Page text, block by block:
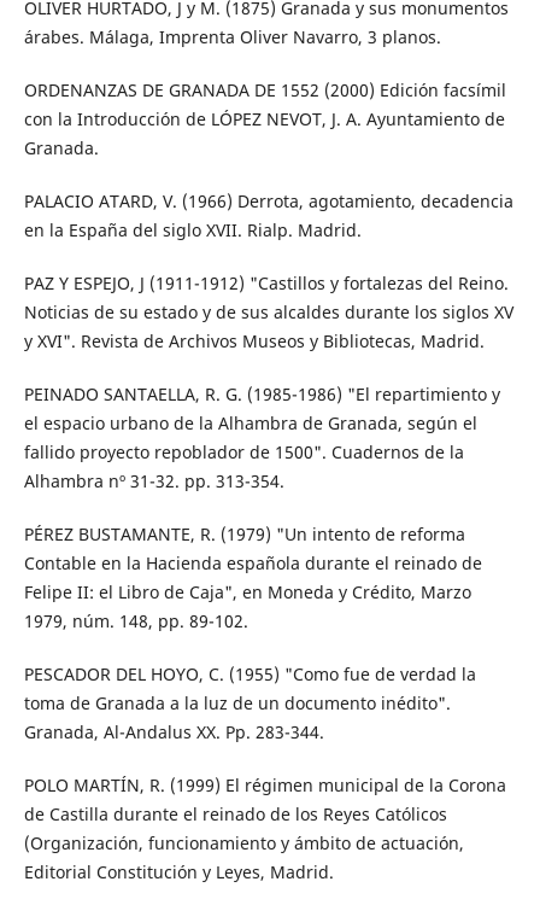
OLIVER HURTADO, J y M. (1875) Granada y sus monumentos
árabes. Málaga, Imprenta Oliver Navarro, 3 planos.
ORDENANZAS DE GRANADA DE 1552 (2000) Edición facsímil
con la Introducción de LÓPEZ NEVOT, J. A. Ayuntamiento de
Granada.
PALACIO ATARD, V. (1966) Derrota, agotamiento, decadencia
en la España del siglo XVII. Rialp. Madrid.
PAZ Y ESPEJO, J (1911-1912) "Castillos y fortalezas del Reino.
Noticias de su estado y de sus alcaldes durante los siglos XV
y XVI". Revista de Archivos Museos y Bibliotecas, Madrid.
PEINADO SANTAELLA, R. G. (1985-1986) "El repartimiento y
el espacio urbano de la Alhambra de Granada, según el
fallido proyecto repoblador de 1500". Cuadernos de la
Alhambra nº 31-32. pp. 313-354.
PÉREZ BUSTAMANTE, R. (1979) "Un intento de reforma
Contable en la Hacienda española durante el reinado de
Felipe II: el Libro de Caja", en Moneda y Crédito, Marzo
1979, núm. 148, pp. 89-102.
PESCADOR DEL HOYO, C. (1955) "Como fue de verdad la
toma de Granada a la luz de un documento inédito".
Granada, Al-Andalus XX. Pp. 283-344.
POLO MARTÍN, R. (1999) El régimen municipal de la Corona
de Castilla durante el reinado de los Reyes Católicos
(Organización, funcionamiento y ámbito de actuación,
Editorial Constitución y Leyes, Madrid.